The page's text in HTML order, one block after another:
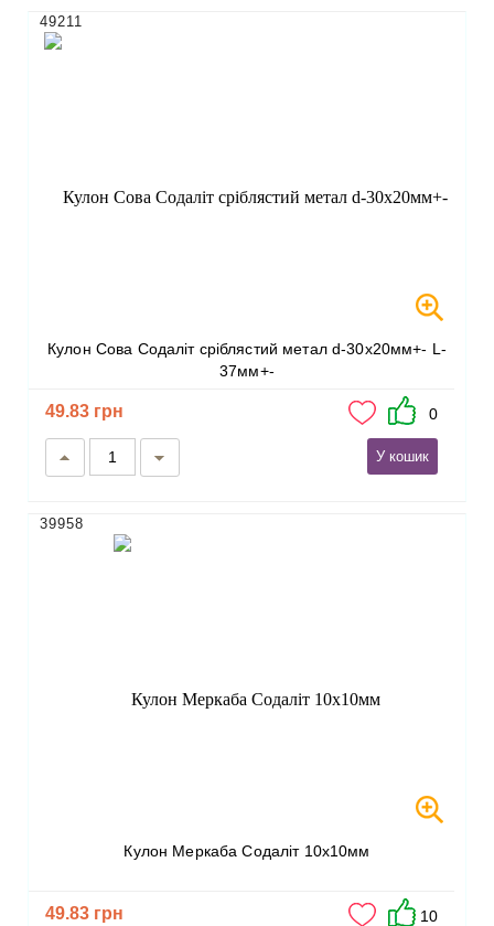
Кулон Сова Содаліт сріблястий метал d-30х20мм+- L-
37мм+-
49211
49.83 грн 0
У кошик
Кулон Меркаба Содаліт 10х10мм
39958
49.83 грн 10